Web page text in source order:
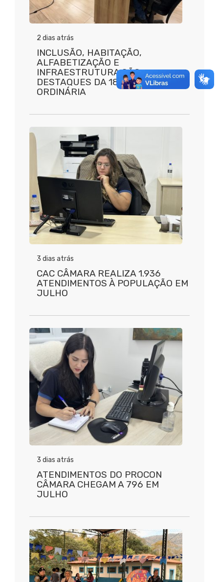
2 dias atrás
INCLUSÃO, HABITAÇÃO,
ALFABETIZAÇÃO E
INFRAESTRUTURA SÃO
DESTAQUES DA 18ª REUNIÃO
ORDINÁRIA
3 dias atrás
CAC CÂMARA REALIZA 1.936
ATENDIMENTOS À POPULAÇÃO EM
JULHO
3 dias atrás
ATENDIMENTOS DO PROCON
CÂMARA CHEGAM A 796 EM
JULHO